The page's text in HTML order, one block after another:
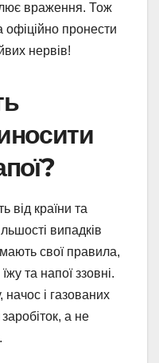
враження. Тож
офіційно пронести
нервів!
від країни та
випадків
свої правила,
та напої ззовні.
і газованих
а не